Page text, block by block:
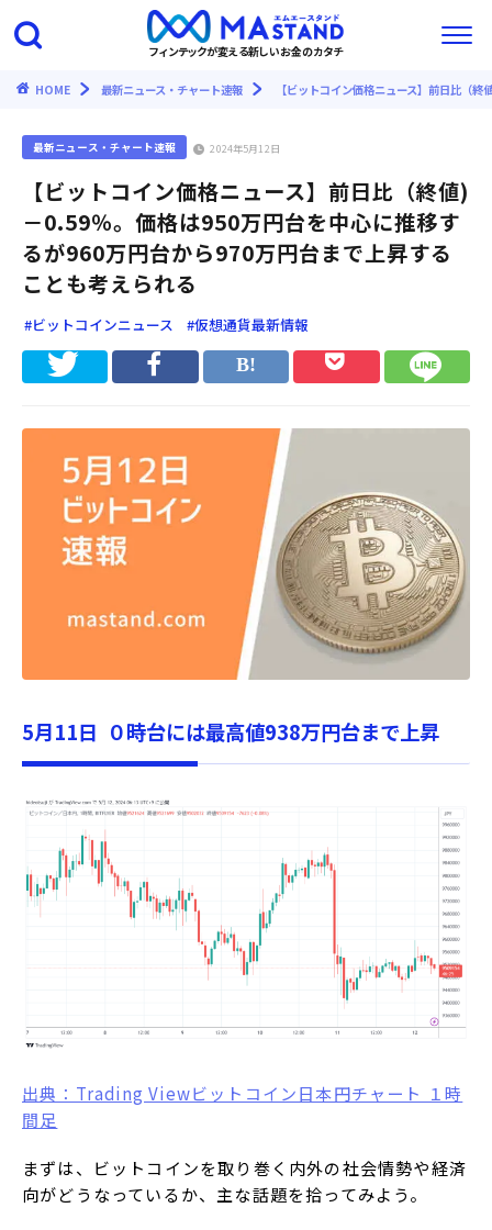
フィンテックが変える新しいお金のカタチ
HOME 最新ニュース・チャート速報 【ビットコイン価格ニュース】前日比（
最新ニュース・チャート速報 2024年5月12日
【ビットコイン価格ニュース】前日比（終値)
－0.59％。価格は950万円台を中心に推移す
るが960万円台から970万円台まで上昇する
ことも考えられる
#ビットコインニュース #仮想通貨最新情報
5月11日 ０時台には最高値938万円台まで上昇
出典：Trading Viewビットコイン日本円チャート １時
間足
まずは、ビットコインを取り巻く内外の社会情勢や経済
向がどうなっているか、主な話題を拾ってみよう。